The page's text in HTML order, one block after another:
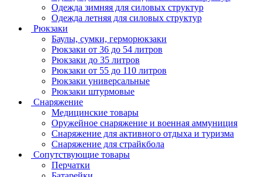
Одежда зимняя для силовых структур
Одежда летняя для силовых структур
Рюкзаки
Баулы, сумки, герморюкзаки
Рюкзаки от 36 до 54 литров
Рюкзаки до 35 литров
Рюкзаки от 55 до 110 литров
Рюкзаки универсальные
Рюкзаки штурмовые
Снаряжение
Медицинские товары
Оружейное снаряжение и военная аммуниция
Снаряжение для активного отдыха и туризма
Снаряжение для страйкбола
Сопутствующие товары
Перчатки